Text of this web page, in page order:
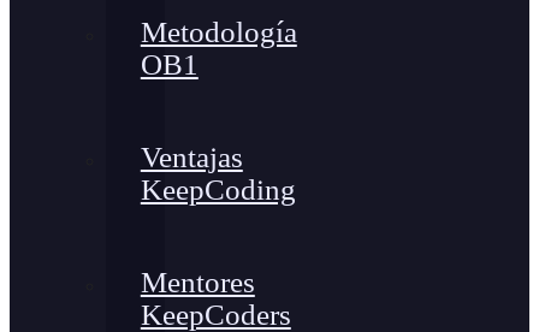
Metodología
OB1
Ventajas
KeepCoding
Mentores
KeepCoders